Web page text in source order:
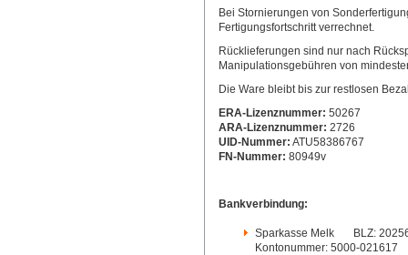
Bei Stornierungen von
Fertigungsfortschritt verrechnet.
Rücklieferungen sind nur nach
Manipulationsgebühren von
Die Ware bleibt bis zur restlosen
ERA-Lizenznummer: 50267
ARA-Lizenznummer: 2726
UID-Nummer: ATU58386767
FN-Nummer: 80949v
Bankverbindung:
Sparkasse Melk BLZ:
Kontonummer: 5000-021617